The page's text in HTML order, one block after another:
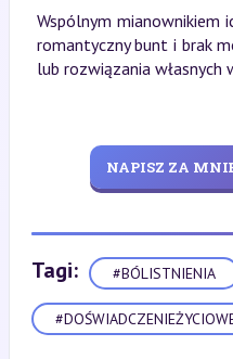
Wspólnym mianownikiem
romantyczny bunt i brak
lub rozwiązania
NAPISZ ZA
Tagi: #BÓLISTNIENIA